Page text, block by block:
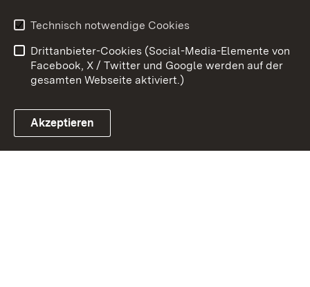
Link zum Landesportal
Barrierefreiheit
Impressum
Cookies
Technisch notwendige Cookies
Drittanbieter-Cookies (Social-Media-Elemente von
Facebook, X / Twitter und Google werden auf der
gesamten Webseite aktiviert.)
Akzeptieren